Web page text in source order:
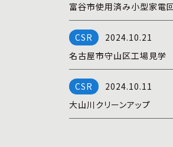
富谷市使用済み小型家電
2024.10.21
名古屋市守山区工場見学
2024.10.11
大山川クリーンアップ